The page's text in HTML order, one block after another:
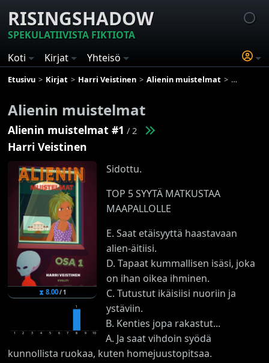
RISINGSHADOW
SPEKULATIIVISTA FIKTIOTA
Koti
Kirjat Yhteisö
Etusivu Kirjat Harri Veistinen Alienin muistelmat Alienin
Alienin muistelmat
Alienin muistelmat #1 / 2
Harri Veistinen
⧗ 8.00/1
1 2 3 4 5 6 7
1
8 9 10
Sidottu.
TOP 5 SYYTÄ MATKUSTAA
MAAPALLOLLE
E. Saat etäisyyttä haastavaan
alien-äitiisi.
D. Tapaat kummallisen isäsi, joka
on ihan oikea ihminen.
C. Tutustut ikäisiisi nuoriin ja
ystäviin.
B. Kenties jopa rakastut...
A. Ja saat vihdoin syödä
kunnollista ruokaa, kuten homejuustopitsaa.